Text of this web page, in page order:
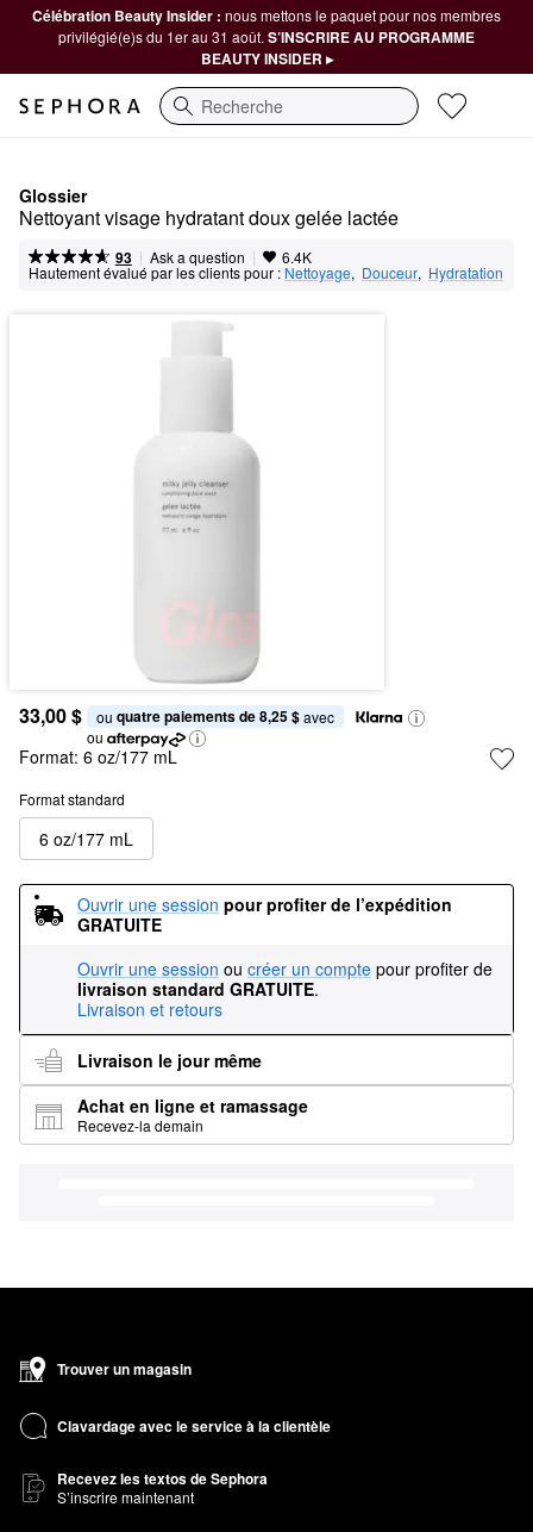
Célébration Beauty Insider : nous mettons le paquet pour nos membres
privilégié(e)s du 1er au 31 août. S’INSCRIRE AU PROGRAMME
BEAUTY INSIDER ▸
Recherche
Glossier
Nettoyant visage hydratant doux gelée lactée
93 | Ask a question | 6.4K
Hautement évalué par les clients pour : Nettoyage, Douceur, Hydratation
33,00 $ ou quatre paiements de 8,25 $ avec
ou
Format: 6 oz/177 mL
Format standard
6 oz/177 mL
Ouvrir une session pour profiter de l’expédition
GRATUITE
Ouvrir une session ou créer un compte pour profiter de
livraison standard GRATUITE.
Livraison et retours
Livraison le jour même
Achat en ligne et ramassage
Recevez-la demain
Trouver un magasin
Clavardage avec le service à la clientèle
Recevez les textos de Sephora
S’inscrire maintenant